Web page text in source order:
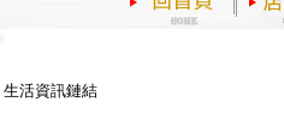
活資訊鏈結